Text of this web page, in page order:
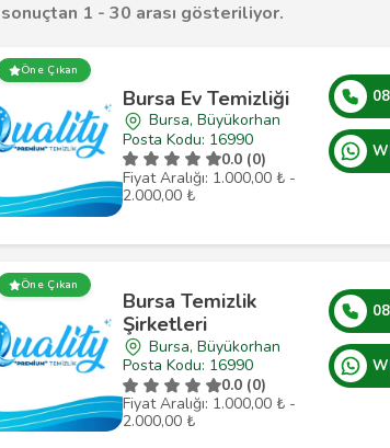
1 - 30 arası gösteriliyor.
Öne Çıkan
Bursa Ev Temizliği
Bursa, Büyükorhan
Posta Kodu: 16990
0.0 (0)
Fiyat Aralığı: 1.000,00 ₺ -
2.000,00 ₺
Öne Çıkan
Bursa Temizlik
Şirketleri
Bursa, Büyükorhan
Posta Kodu: 16990
0.0 (0)
Fiyat Aralığı: 1.000,00 ₺ -
2.000,00 ₺